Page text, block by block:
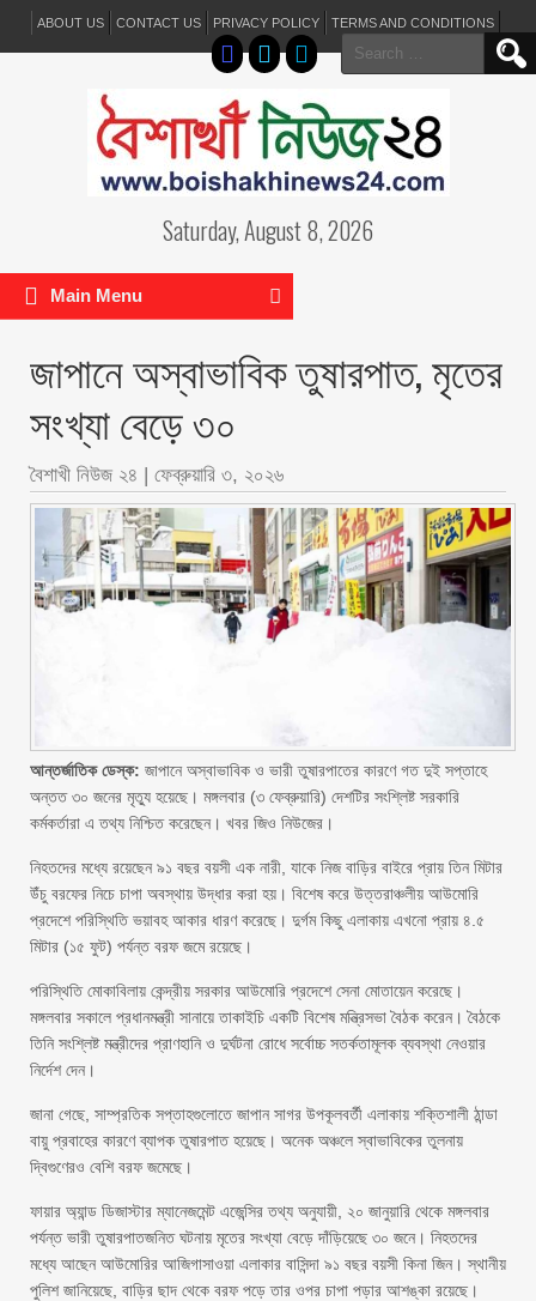
ABOUT US CONTACT US PRIVACY POLICY TERMS AND CONDITIONS
Search
for:
Saturday, August 8, 2026
Main Menu
জাপানে অস্বাভাবিক তুষারপাত, মৃতের
সংখ্যা বেড়ে ৩০
বৈশাখী নিউজ ২৪ | ফেব্রুয়ারি ৩, ২০২৬
আন্তর্জাতিক ডেস্ক: জাপানে অস্বাভাবিক ও ভারী তুষারপাতের কারণে গত দুই সপ্তাহে
অন্তত ৩০ জনের মৃত্যু হয়েছে। মঙ্গলবার (৩ ফেব্রুয়ারি) দেশটির সংশ্লিষ্ট সরকারি
কর্মকর্তারা এ তথ্য নিশ্চিত করেছেন। খবর জিও নিউজের।
নিহতদের মধ্যে রয়েছেন ৯১ বছর বয়সী এক নারী, যাকে নিজ বাড়ির বাইরে প্রায় তিন মিটার
উঁচু বরফের নিচে চাপা অবস্থায় উদ্ধার করা হয়। বিশেষ করে উত্তরাঞ্চলীয় আউমোরি
প্রদেশে পরিস্থিতি ভয়াবহ আকার ধারণ করেছে। দুর্গম কিছু এলাকায় এখনো প্রায় ৪.৫
মিটার (১৫ ফুট) পর্যন্ত বরফ জমে রয়েছে।
পরিস্থিতি মোকাবিলায় কেন্দ্রীয় সরকার আউমোরি প্রদেশে সেনা মোতায়েন করেছে।
মঙ্গলবার সকালে প্রধানমন্ত্রী সানায়ে তাকাইচি একটি বিশেষ মন্ত্রিসভা বৈঠক করেন। বৈঠকে
তিনি সংশ্লিষ্ট মন্ত্রীদের প্রাণহানি ও দুর্ঘটনা রোধে সর্বোচ্চ সতর্কতামূলক ব্যবস্থা নেওয়ার
নির্দেশ দেন।
জানা গেছে, সাম্প্রতিক সপ্তাহগুলোতে জাপান সাগর উপকূলবর্তী এলাকায় শক্তিশালী ঠান্ডা
বায়ু প্রবাহের কারণে ব্যাপক তুষারপাত হয়েছে। অনেক অঞ্চলে স্বাভাবিকের তুলনায়
দ্বিগুণেরও বেশি বরফ জমেছে।
ফায়ার অ্যান্ড ডিজাস্টার ম্যানেজমেন্ট এজেন্সির তথ্য অনুযায়ী, ২০ জানুয়ারি থেকে মঙ্গলবার
পর্যন্ত ভারী তুষারপাতজনিত ঘটনায় মৃতের সংখ্যা বেড়ে দাঁড়িয়েছে ৩০ জনে। নিহতদের
মধ্যে আছেন আউমোরির আজিগাসাওয়া এলাকার বাসিন্দা ৯১ বছর বয়সী কিনা জিন। স্থানীয়
পুলিশ জানিয়েছে, বাড়ির ছাদ থেকে বরফ পড়ে তার ওপর চাপা পড়ার আশঙ্কা রয়েছে।